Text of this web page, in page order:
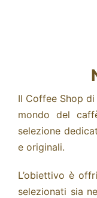
Il Coffee Shop
mondo del
selezione
e originali.
L’obiettivo è
selezionati sia